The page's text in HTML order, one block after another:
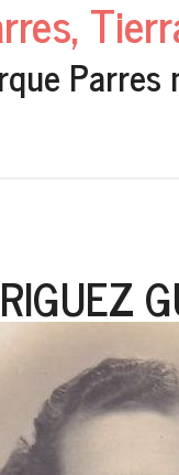
Parres